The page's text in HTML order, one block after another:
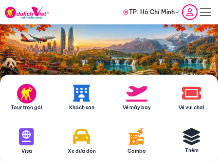
TP. Hồ Chí Minh
Tour trọn gói Khách sạn Vé máy bay Vé vui chơi
Visa Xe đưa đón Combo Thêm